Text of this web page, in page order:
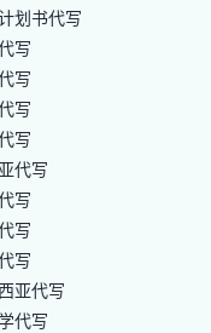
划书代写
写
写
写
写
代写
写
写
写
亚代写
代写